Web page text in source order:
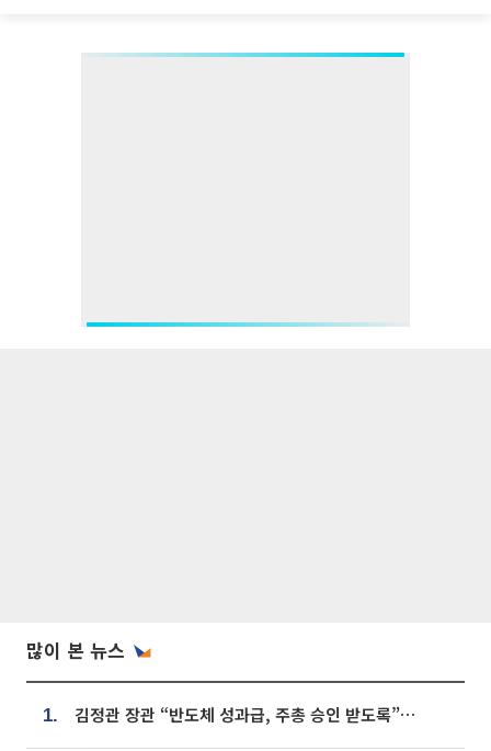
많이 본 뉴스
1. 김정관 장관 “반도체 성과급, 주총 승인 받도록”…상법·자본시장법 개정 시사